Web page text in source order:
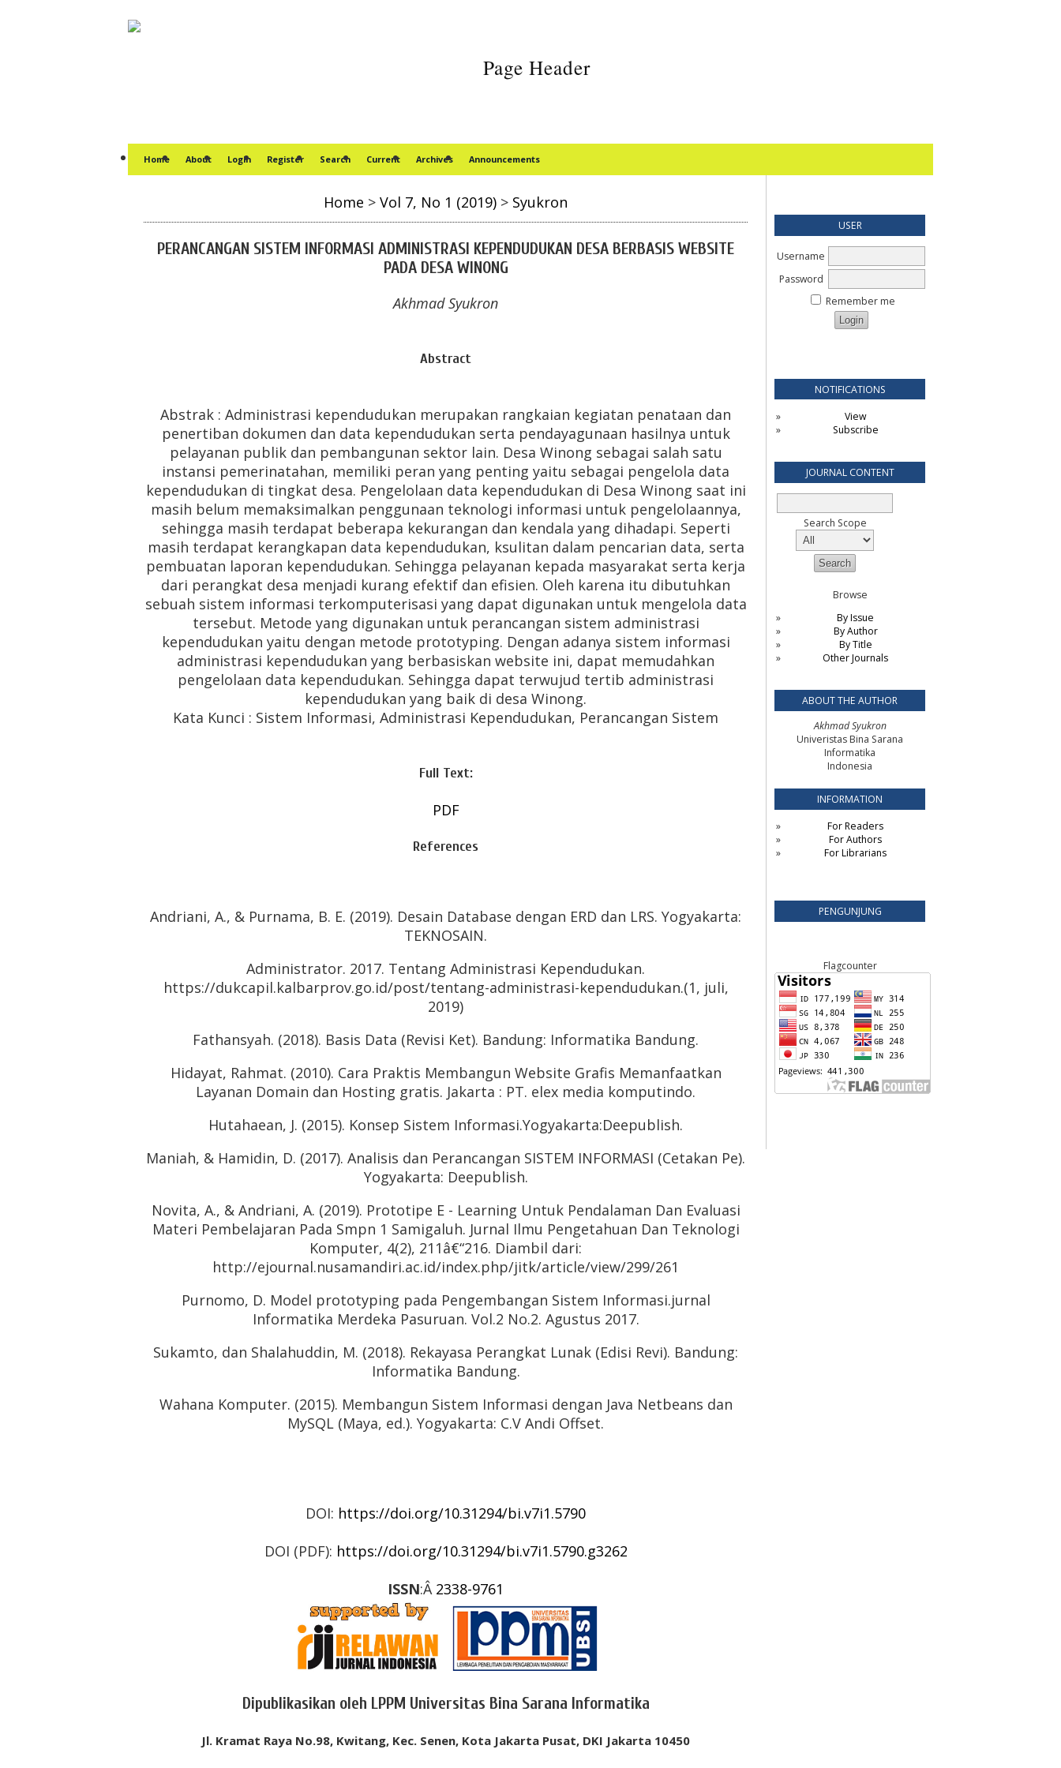
USER
Username
Password
Remember me
NOTIFICATIONS
View
Subscribe
JOURNAL CONTENT
Search Scope
Browse
By Issue
By Author
By Title
Other Journals
ABOUT THE AUTHOR
Akhmad Syukron
Univeristas Bina Sarana
Informatika
Indonesia
INFORMATION
For Readers
For Authors
For Librarians
PENGUNJUNG
Flagcounter
Home About Login Register Search Current Archives Announcements
Home > Vol 7, No 1 (2019) > Syukron
PERANCANGAN SISTEM INFORMASI ADMINISTRASI KEPENDUDUKAN DESA BERBASIS WEBSITE
PADA DESA WINONG
Akhmad Syukron
Abstract
Abstrak : Administrasi kependudukan merupakan rangkaian kegiatan penataan dan
penertiban dokumen dan data kependudukan serta pendayagunaan hasilnya untuk
pelayanan publik dan pembangunan sektor lain. Desa Winong sebagai salah satu
instansi pemerinatahan, memiliki peran yang penting yaitu sebagai pengelola data
kependudukan di tingkat desa. Pengelolaan data kependudukan di Desa Winong saat ini
masih belum memaksimalkan penggunaan teknologi informasi untuk pengelolaannya,
sehingga masih terdapat beberapa kekurangan dan kendala yang dihadapi. Seperti
masih terdapat kerangkapan data kependudukan, ksulitan dalam pencarian data, serta
pembuatan laporan kependudukan. Sehingga pelayanan kepada masyarakat serta kerja
dari perangkat desa menjadi kurang efektif dan efisien. Oleh karena itu dibutuhkan
sebuah sistem informasi terkomputerisasi yang dapat digunakan untuk mengelola data
tersebut. Metode yang digunakan untuk perancangan sistem administrasi
kependudukan yaitu dengan metode prototyping. Dengan adanya sistem informasi
administrasi kependudukan yang berbasiskan website ini, dapat memudahkan
pengelolaan data kependudukan. Sehingga dapat terwujud tertib administrasi
kependudukan yang baik di desa Winong.
Kata Kunci : Sistem Informasi, Administrasi Kependudukan, Perancangan Sistem
Full Text:
PDF
References
Andriani, A., & Purnama, B. E. (2019). Desain Database dengan ERD dan LRS. Yogyakarta:
TEKNOSAIN.
Administrator. 2017. Tentang Administrasi Kependudukan.
https://dukcapil.kalbarprov.go.id/post/tentang-administrasi-kependudukan.(1, juli,
2019)
Fathansyah. (2018). Basis Data (Revisi Ket). Bandung: Informatika Bandung.
Hidayat, Rahmat. (2010). Cara Praktis Membangun Website Grafis Memanfaatkan
Layanan Domain dan Hosting gratis. Jakarta : PT. elex media komputindo.
Hutahaean, J. (2015). Konsep Sistem Informasi.Yogyakarta:Deepublish.
Maniah, & Hamidin, D. (2017). Analisis dan Perancangan SISTEM INFORMASI (Cetakan Pe).
Yogyakarta: Deepublish.
Novita, A., & Andriani, A. (2019). Prototipe E - Learning Untuk Pendalaman Dan Evaluasi
Materi Pembelajaran Pada Smpn 1 Samigaluh. Jurnal Ilmu Pengetahuan Dan Teknologi
Komputer, 4(2), 211â€“216. Diambil dari:
http://ejournal.nusamandiri.ac.id/index.php/jitk/article/view/299/261
Purnomo, D. Model prototyping pada Pengembangan Sistem Informasi.jurnal
Informatika Merdeka Pasuruan. Vol.2 No.2. Agustus 2017.
Sukamto, dan Shalahuddin, M. (2018). Rekayasa Perangkat Lunak (Edisi Revi). Bandung:
Informatika Bandung.
Wahana Komputer. (2015). Membangun Sistem Informasi dengan Java Netbeans dan
MySQL (Maya, ed.). Yogyakarta: C.V Andi Offset.
DOI: https://doi.org/10.31294/bi.v7i1.5790
DOI (PDF): https://doi.org/10.31294/bi.v7i1.5790.g3262
ISSN:Â 2338-9761
Dipublikasikan oleh LPPM Universitas Bina Sarana Informatika
Jl. Kramat Raya No.98, Kwitang, Kec. Senen, Kota Jakarta Pusat, DKI Jakarta 10450